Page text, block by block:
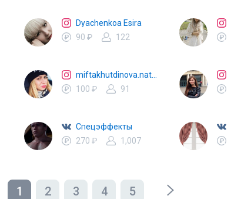
Dyachenkoa Esira
90 ₽
122
100 ₽
91
Спецэффекты
270 ₽
1,007
1 2 3 4 5